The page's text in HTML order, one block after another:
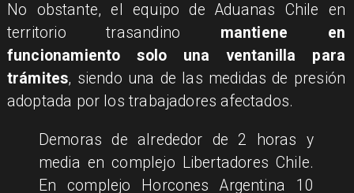
No obstante, el equipo de Aduanas Chile en
territorio trasandino mantiene en
funcionamiento solo una ventanilla para
trámites, siendo una de las medidas de presión
adoptada por los trabajadores afectados.
Demoras de alrededor de 2 horas y
media en complejo Libertadores Chile.
En complejo Horcones Argentina 10